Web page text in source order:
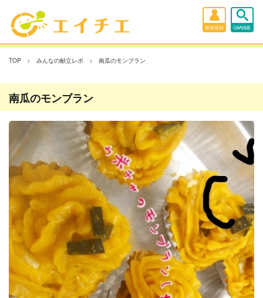
新規登録 Q&A検索
TOP みんなの献立レポ 南瓜のモンブラン
南瓜のモンブラン